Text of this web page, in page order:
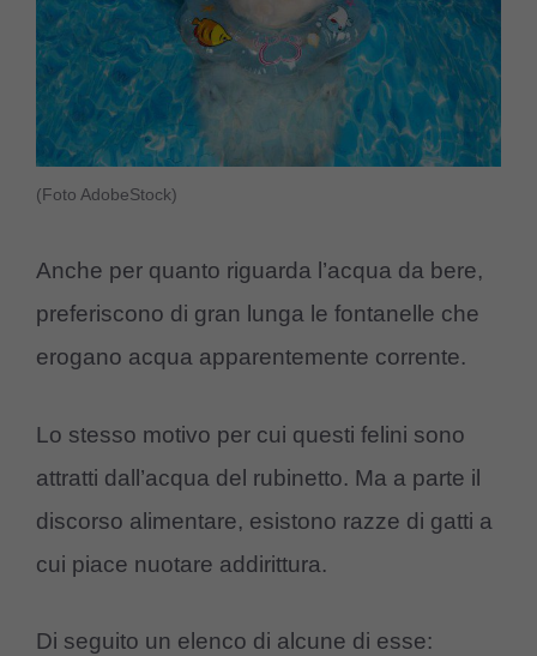
(Foto AdobeStock)
Anche per quanto riguarda l’acqua da bere,
preferiscono di gran lunga le fontanelle che
erogano acqua apparentemente corrente.
Lo stesso motivo per cui questi felini sono
attratti dall’acqua del rubinetto. Ma a parte il
discorso alimentare, esistono razze di gatti a
cui piace nuotare addirittura.
Di seguito un elenco di alcune di esse: